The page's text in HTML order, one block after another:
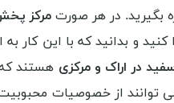
بگیرید. در هر صورت مرکز
کنید و بدانید که با این کار
در اراک و مرکزی هستند که
توانند از خصوصیات